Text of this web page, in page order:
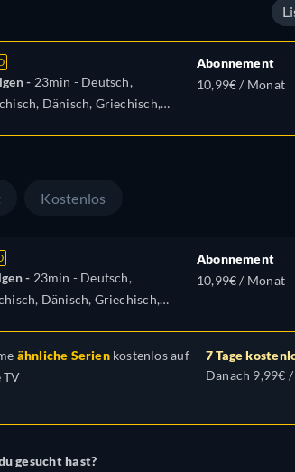
- 23min - Deutsch,
Dänisch, Griechisch,
Schwedisch
Abonnement
10,99€ / Monat
Kostenlos
- 23min - Deutsch,
Dänisch, Griechisch,
Kroatisch, Ungarisch,
Japanisch, Niederländisch,
(Brasilien), Rumänisch,
Abonnement
10,99€ / Monat
ähnliche Serienkostenlos auf
TV
7 Tage
Danach 9,99€
gesucht hast?